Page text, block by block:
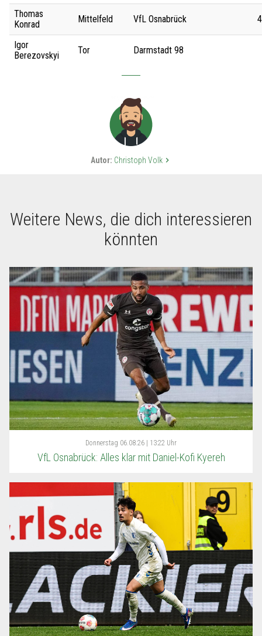
Thomas
Konrad
Mittelfeld VfL Osnabrück 4
Igor
Berezovskyi
Tor Darmstadt 98
Autor: Christoph Volkkeyboard_arrow_right
Weitere News, die dich interessieren
könnten
Donnerstag 06.08.26 | 13:22 Uhr
VfL Osnabrück: Alles klar mit Daniel-Kofi Kyereh